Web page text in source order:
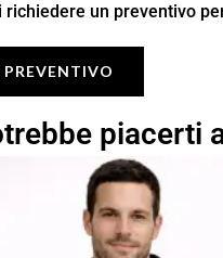
richiedere un preventivo
piacerti